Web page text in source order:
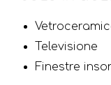
Televisione
Finestre